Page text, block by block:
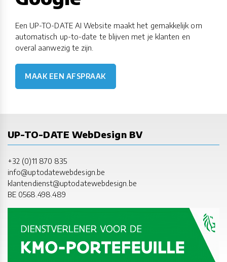
Een UP-TO-DATE AI Website maakt het gemakkelijk om
automatisch up-to-date te blijven met je klanten en
overal aanwezig te zijn.
MAAK EEN AFSPRAAK
UP-TO-DATE WebDesign BV
+32 (0)11 870 835
info@uptodatewebdesign.be
klantendienst@uptodatewebdesign.be
BE 0568.498.489